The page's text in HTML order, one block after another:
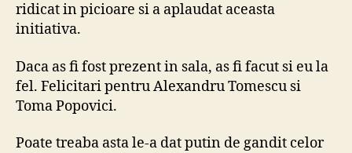
ridicat in picioare si a aplaudat aceasta
initiativa.
Daca as fi fost prezent in sala, as fi facut si eu la
fel. Felicitari pentru Alexandru Tomescu si
Toma Popovici.
Poate treaba asta le-a dat putin de gandit celor